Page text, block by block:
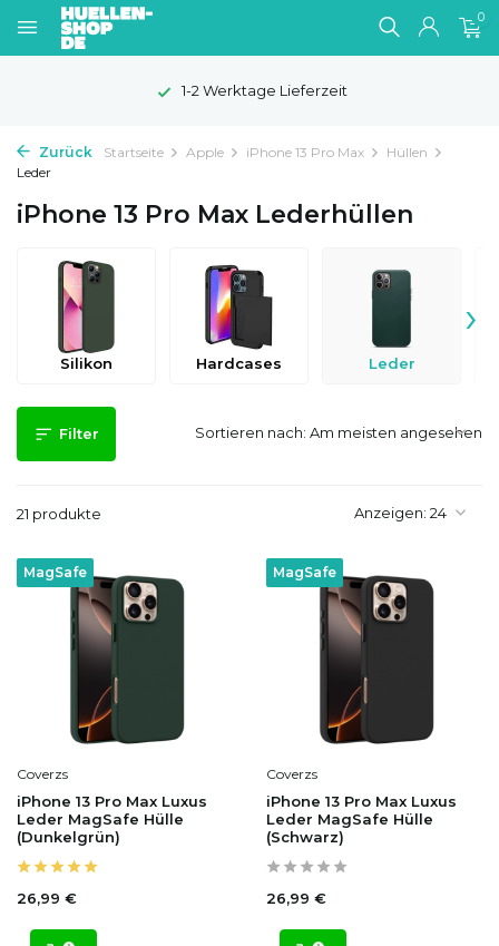
0
100 Tage Widerrufsrecht
Zurück Startseite Apple iPhone 13 Pro Max
Hüllen
Leder
iPhone 13 Pro Max Lederhüllen
Silikon Hardcases Leder
›
Filter
21 produkte Anzeigen:
Sortieren nach:
MagSafe
Coverzs
iPhone 13 Pro Max Luxus
Leder MagSafe Hülle
(Dunkelgrün)
26,99 €
MagSafe
Coverzs
iPhone 13 Pro Max Luxus
Leder MagSafe Hülle
(Schwarz)
26,99 €